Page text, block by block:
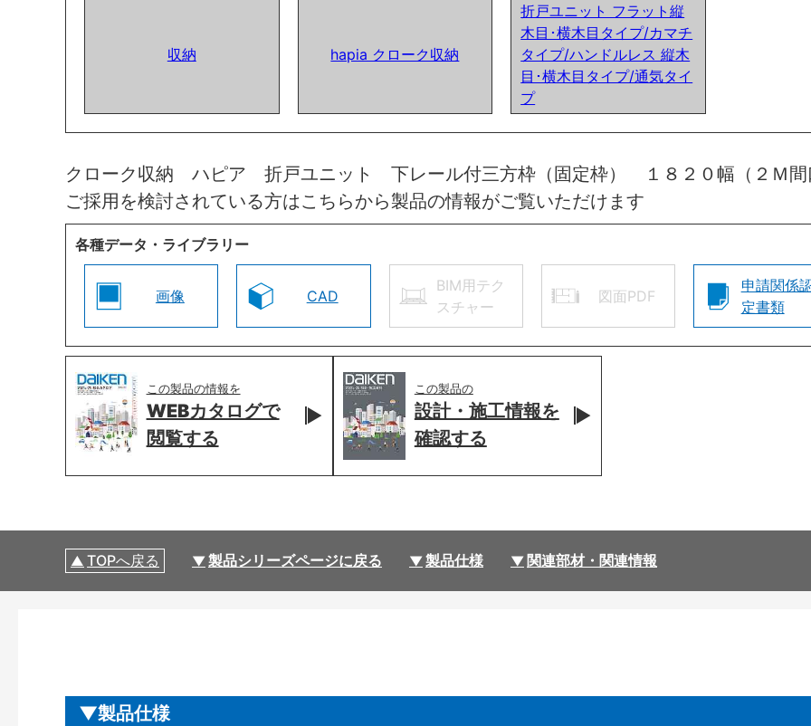
収納 hapia クローク収納
折戸ユニット フラット縦
木目･横木目タイプ/カマチ
タイプ/ハンドルレス 縦木
目･横木目タイプ/通気タイ
プ
クローク収納 ハピア 折戸ユニット 下レール付三方枠（固定枠） １８２０幅（２Ｍ
ご採用を検討されている方はこちらから製品の情報がご覧いただけます
各種データ・ライブラリー
画像 CAD
BIM用テク
スチャー
図面PDF
申請関係
定書類
この製品の情報を
WEBカタログで
閲覧する
この製品の
設計・施工情報を
確認する
TOPへ戻る 製品シリーズページに戻る 製品仕様 関連部材・関連情報
製品仕様